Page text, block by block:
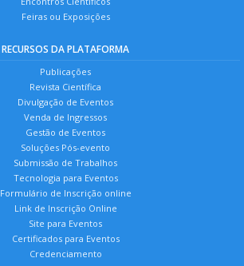
Feiras ou Exposições
RECURSOS DA PLATAFORMA
Publicações
Revista Científica
Divulgação de Eventos
Venda de Ingressos
Gestão de Eventos
Soluções Pós-evento
Submissão de Trabalhos
Tecnologia para Eventos
Formulário de Inscrição online
Link de Inscrição Online
Site para Eventos
Certificados para Eventos
Credenciamento